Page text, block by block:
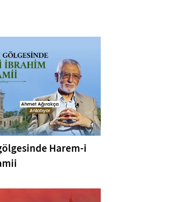
Harem-i